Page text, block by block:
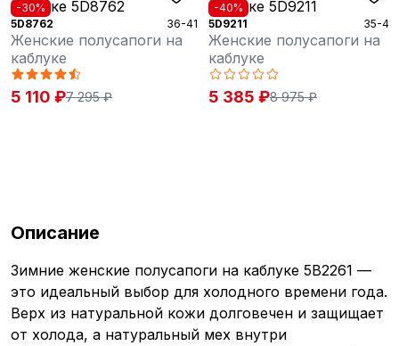
-30%
5D8762
36-41
Женские полусапоги на
каблуке
5 110 ₽7 295 ₽
-40%
5D9211
35-42
Женские полусапоги на
каблуке
5 385 ₽8 975 ₽
Описание
Зимние женские полусапоги на каблуке 5B2261 —
это идеальный выбор для холодного времени года.
Верх из натуральной кожи долговечен и защищает
от холода, а натуральный мех внутри